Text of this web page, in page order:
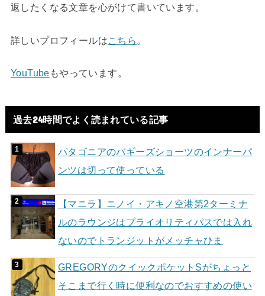
返したくなる文章を心がけて書いています。
詳しいプロフィールはこちら 。
YouTube もやっています。
過去24時間でよく読まれている記事
パタゴニアのバギーズショーツのインナーパ
ンツは切って使っている
【マニラ】ニノイ・アキノ空港第2ターミナ
ルのラウンジはプライオリティパスでは入れ
ないのでトランジットがメッチャひま
GREGORYのクイックポケットSがちょっと
そこまで行く時に便利なのでおすすめの使い